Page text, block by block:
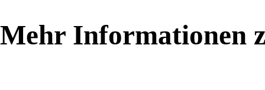
Mehr Informationen